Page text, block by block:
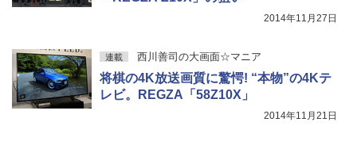
2014年11月27日
連載 西川善司の大画面☆マニア
将棋の4K放送画質に驚愕! “本物”の4Kテ
レビ。REGZA「58Z10X」
2014年11月21日